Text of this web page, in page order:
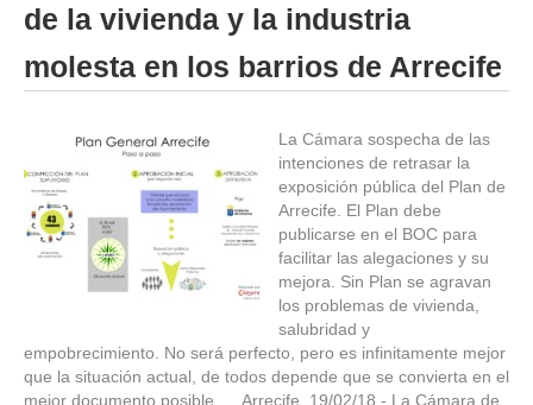
▼
▼
▼
▼
de la vivienda y la industria
molesta en los barrios de Arrecife
La Cámara sospecha de las
intenciones de retrasar la
exposición pública del Plan de
Arrecife. El Plan debe
publicarse en el BOC para
facilitar las alegaciones y su
mejora. Sin Plan se agravan
los problemas de vivienda,
salubridad y
empobrecimiento. No será perfecto, pero es infinitamente mejor
que la situación actual, de todos depende que se convierta en el
mejor documento posible. Arrecife, 19/02/18.- La Cámara de